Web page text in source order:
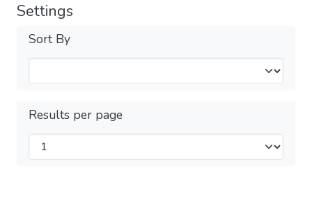
Settings
Sort By
Results per page